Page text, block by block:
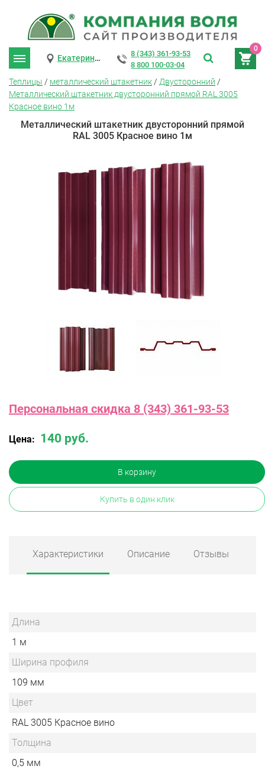
0
Екатеринбург
8 (343) 361-93-53
8 800 100-03-04
Теплицы / металлический штакетник / Двусторонний /
Металлический штакетник двусторонний прямой RAL 3005
Красное вино 1м
Металлический штакетник двусторонний прямой
RAL 3005 Красное вино 1м
Персональная скидка 8 (343) 361-93-53
Цена: 140 руб.
В корзину
Купить в один клик
Характеристики Описание Отзывы
Длина
1 м
Ширина профиля
109 мм
Цвет
RAL 3005 Красное вино
Толщина
0,5 мм